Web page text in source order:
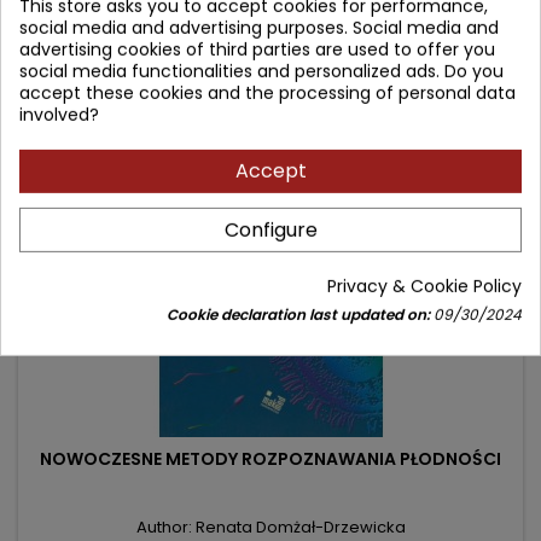
Price
176.90 zł Regular
price
209.00 zł
 Add to cart
NOWOCZESNE METODY ROZPOZNAWANIA PŁODNOŚCI
Author: Renata Domżał-Drzewicka
favorite_border
This store asks you to accept cookies for performance,
social media and advertising purposes. Social media and
advertising cookies of third parties are used to offer you
social media functionalities and personalized ads. Do you
accept these cookies and the processing of personal data
involved?
Accept
Configure
Privacy & Cookie Policy
Cookie declaration last updated on:09/30/2024